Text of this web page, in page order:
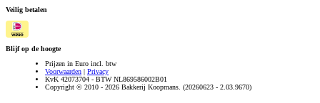
Veilig betalen
Blijf op de hoogte
Prijzen in Euro incl. btw
Voorwaarden | Privacy
KvK 42073704 - BTW NL869586002B01
Copyright © 2010 - 2026 Bakkerij Koopmans. (20260623 - 2.03.9670)